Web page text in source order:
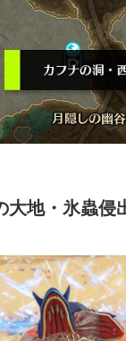
大地・氷蟲侵